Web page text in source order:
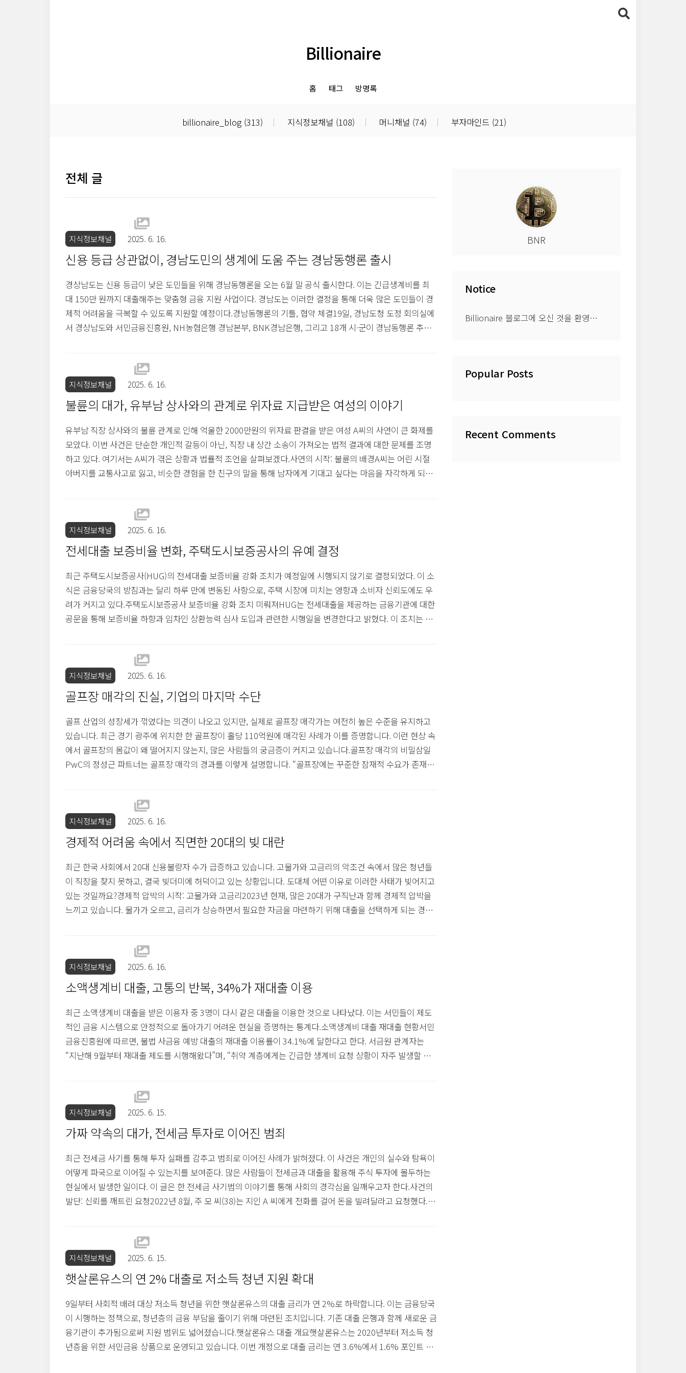
Billionaire
홈 태그 방명록
billionaire_blog (313) 지식정보채널 (108) 머니채널 (74) 부자마인드 (21)
BNR
Notice
Billionaire 블로그에 오신 것을 환영⋯
Popular Posts
Recent Comments
전체 글
지식정보채널 2025. 6. 16.
신용 등급 상관없이, 경남도민의 생계에 도움 주는 경남동행론 출시
경상남도는 신용 등급이 낮은 도민들을 위해 경남동행론을 오는 6월 말 공식 출시한다. 이는 긴급생계비를 최
대 150만 원까지 대출해주는 맞춤형 금융 지원 사업이다. 경남도는 이러한 결정을 통해 더욱 많은 도민들이 경
제적 어려움을 극복할 수 있도록 지원할 예정이다.경남동행론의 기틀, 협약 체결19일, 경남도청 도정 회의실에
서 경상남도와 서민금융진흥원, NH농협은행 경남본부, BNK경남은행, 그리고 18개 시·군이 경남동행론 추진
세 이상의 도민이 신청할 수 있다. 특히 생계가 어려운 도민들에게..
지식정보채널 2025. 6. 16.
불륜의 대가, 유부남 상사와의 관계로 위자료 지급받은 여성의 이야기
유부남 직장 상사와의 불륜 관계로 인해 억울한 2000만원의 위자료 판결을 받은 여성 A씨의 사연이 큰 화제를
모았다. 이번 사건은 단순한 개인적 갈등이 아닌, 직장 내 상간 소송이 가져오는 법적 결과에 대한 문제를 조명
하고 있다. 여기서는 A씨가 겪은 상황과 법률적 조언을 살펴보겠다.사연의 시작: 불륜의 배경A씨는 어린 시절
아버지를 교통사고로 잃고, 비슷한 경험을 한 친구의 말을 통해 남자에게 기대고 싶다는 마음을 자각하게 되었
판결B씨의 아내는 두 사람의 불륜 사실을 알게 되었고, ..
지식정보채널 2025. 6. 16.
전세대출 보증비율 변화, 주택도시보증공사의 유예 결정
최근 주택도시보증공사(HUG)의 전세대출 보증비율 강화 조치가 예정일에 시행되지 않기로 결정되었다. 이 소
식은 금융당국의 방침과는 달리 하루 만에 변동된 사항으로, 주택 시장에 미치는 영향과 소비자 신뢰도에도 우
려가 커지고 있다.주택도시보증공사 보증비율 강화 조치 미뤄져HUG는 전세대출을 제공하는 금융기관에 대한
공문을 통해 보증비율 하향과 임차인 상환능력 심사 도입과 관련한 시행일을 변경한다고 밝혔다. 이 조치는 오
뤄진 시행일에 대한 확정 일정도 조정 중이라는 입장이다. 전문가들은 이러한 혼..
지식정보채널 2025. 6. 16.
골프장 매각의 진실, 기업의 마지막 수단
골프 산업의 성장세가 꺾였다는 의견이 나오고 있지만, 실제로 골프장 매각가는 여전히 높은 수준을 유지하고
있습니다. 최근 경기 광주에 위치한 한 골프장이 홀당 110억원에 매각된 사례가 이를 증명합니다. 이런 현상 속
에서 골프장의 몸값이 왜 떨어지지 않는지, 많은 사람들의 궁금증이 커지고 있습니다.골프장 매각의 비밀삼일
PwC의 정성근 파트너는 골프장 매각의 경과를 이렇게 설명합니다. “골프장에는 꾸준한 잠재적 수요가 존재하
도가 빠르고, 다양한 수요가 있기 때문에 골프장 시장은 여전히 매력적입니다...
지식정보채널 2025. 6. 16.
경제적 어려움 속에서 직면한 20대의 빚 대란
최근 한국 사회에서 20대 신용불량자 수가 급증하고 있습니다. 고물가와 고금리의 악조건 속에서 많은 청년들
이 직장을 찾지 못하고, 결국 빚더미에 허덕이고 있는 상황입니다. 도대체 어떤 이유로 이러한 사태가 빚어지고
있는 것일까요?경제적 압박의 시작: 고물가와 고금리2023년 현재, 많은 20대가 구직난과 함께 경제적 압박을
느끼고 있습니다. 물가가 오르고, 금리가 상승하면서 필요한 자금을 마련하기 위해 대출을 선택하게 되는 경우
가했습니다. 이는 전체 신용불량자 증가 속도보다 세 배나 ..
지식정보채널 2025. 6. 16.
소액생계비 대출, 고통의 반복, 34%가 재대출 이용
최근 소액생계비 대출을 받은 이용자 중 3명이 다시 같은 대출을 이용한 것으로 나타났다. 이는 서민들이 제도
적인 금융 시스템으로 안정적으로 돌아가기 어려운 현실을 증명하는 통계다.소액생계비 대출 재대출 현황서민
금융진흥원에 따르면, 불법 사금융 예방 대출의 재대출 이용률이 34.1%에 달한다고 한다. 서금원 관계자는
“지난해 9월부터 재대출 제도를 시행해왔다”며, “취약 계층에게는 긴급한 생계비 요청 상황이 자주 발생할 수
취약 계층이 불법 사금융에 의존하지 않게 된다.서금원이 제공하는 불법 사..
지식정보채널 2025. 6. 15.
가짜 약속의 대가, 전세금 투자로 이어진 범죄
최근 전세금 사기를 통해 투자 실패를 감추고 범죄로 이어진 사례가 밝혀졌다. 이 사건은 개인의 실수와 탐욕이
어떻게 파국으로 이어질 수 있는지를 보여준다. 많은 사람들이 전세금과 대출을 활용해 주식 투자에 몰두하는
현실에서 발생한 일이다. 이 글은 한 전세금 사기범의 이야기를 통해 사회의 경각심을 일깨우고자 한다.사건의
발단: 신뢰를 깨트린 요청2022년 8월, 주 모 씨(38)는 지인 A 씨에게 전화를 걸어 돈을 빌려달라고 요청했다.
해외 선물 투자에 사용하고 있었다. 그리고 불행히도..
지식정보채널 2025. 6. 15.
햇살론유스의 연 2% 대출로 저소득 청년 지원 확대
9일부터 사회적 배려 대상 저소득 청년을 위한 햇살론유스의 대출 금리가 연 2%로 하락합니다. 이는 금융당국
이 시행하는 정책으로, 청년층의 금융 부담을 줄이기 위해 마련된 조치입니다. 기존 대출 은행과 함께 새로운 금
융기관이 추가됨으로써 지원 범위도 넓어졌습니다.햇살론유스 대출 개요햇살론유스는 2020년부터 저소득 청
년층을 위한 서민금융 상품으로 운영되고 있습니다. 이번 개정으로 대출 금리는 연 3.6%에서 1.6% 포인트 인